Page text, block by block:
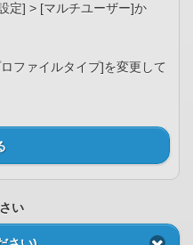
定] > [マルチユーザー]か
ファイルタイプ]を変更して
い